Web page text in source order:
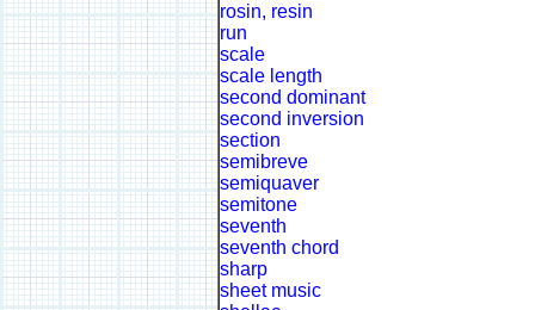
rosin, resin
run
scale
scale length
second dominant
second inversion
section
semibreve
semiquaver
semitone
seventh
seventh chord
sharp
sheet music